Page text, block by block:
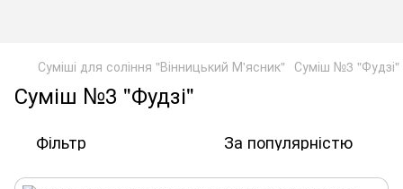
Суміші для соління "Вінницький М'ясник" Суміш №3 "Фудзі"
Суміш №3 "Фудзі"
Фільтр За популярністю